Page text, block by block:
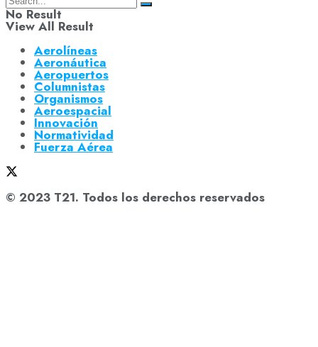
No Result
View All Result
Aerolíneas
Aeronáutica
Aeropuertos
Columnistas
Organismos
Aeroespacial
Innovación
Normatividad
Fuerza Aérea
© 2023 T21. Todos los derechos reservados